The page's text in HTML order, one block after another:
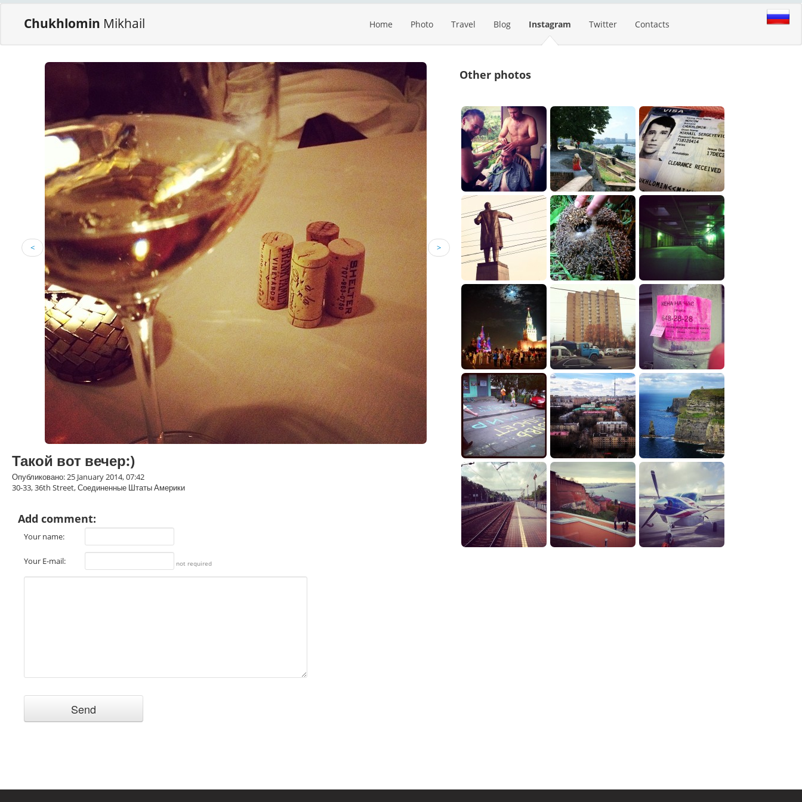
Chukhlomin Mikhail Home Photo Travel Blog Instagram Twitter Contacts
< >
Такой вот вечер:)
Опубликовано: 25 January 2014, 07:42
30-33, 36th Street, Соединенные Штаты Америки
Add comment:
Your name:
Your E-mail: not required
Other photos